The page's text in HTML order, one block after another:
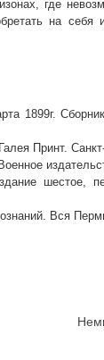
где
на
1899г.
Принт. Санкт-
шестое,
Вся